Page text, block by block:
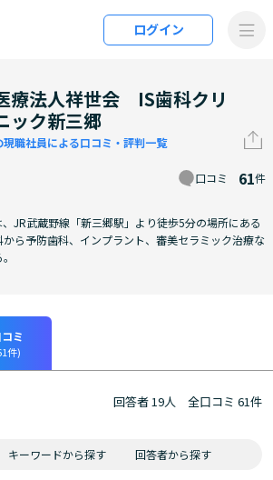
スキップ
ログイン
療法人祥世会 IS歯科クリ
ック新三郷
現職社員による口コミ・評判一覧
口コミ 61件
JR武蔵野線「新三郷駅」より徒歩5分の場所にある
ら予防歯科、インプラント、審美セラミック治療な
ミ
件)
回答者 19人 全口コミ 61件
キーワードから探す 回答者から探す